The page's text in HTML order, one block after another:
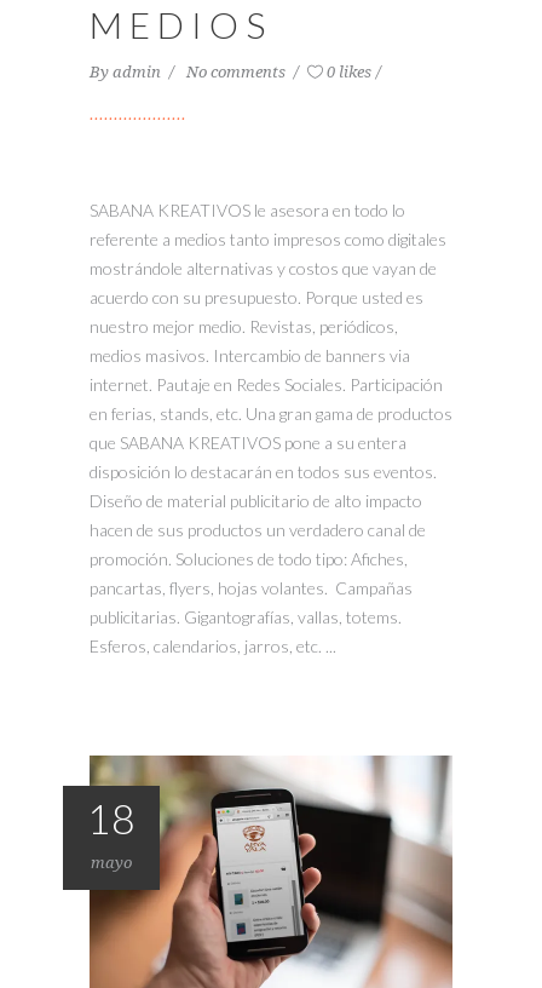
MEDIOS
By admin No comments 0 likes
SABANA KREATIVOS le asesora en todo lo
referente a medios tanto impresos como digitales
mostrándole alternativas y costos que vayan de
acuerdo con su presupuesto. Porque usted es
nuestro mejor medio. Revistas, periódicos,
medios masivos. Intercambio de banners via
internet. Pautaje en Redes Sociales. Participación
en ferias, stands, etc. Una gran gama de productos
que SABANA KREATIVOS pone a su entera
disposición lo destacarán en todos sus eventos.
Diseño de material publicitario de alto impacto
hacen de sus productos un verdadero canal de
promoción. Soluciones de todo tipo: Afiches,
pancartas, flyers, hojas volantes. Campañas
publicitarias. Gigantografías, vallas, totems.
Esferos, calendarios, jarros, etc. ...
18
mayo